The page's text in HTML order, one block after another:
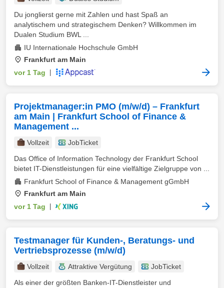
Du jonglierst gerne mit Zahlen und hast Spaß an
analytischem und strategischem Denken? Willkommen im
Dualen Studium BWL ...
IU Internationale Hochschule GmbH
Frankfurt am Main
vor 1 Tag
Projektmanager:in PMO (m/w/d) – Frankfurt
am Main | Frankfurt School of Finance &
Management ...
Vollzeit
JobTicket
Das Office of Information Technology der Frankfurt School
bietet IT-Dienstleistungen für eine vielfältige Zielgruppe von ...
Frankfurt School of Finance & Management gGmbH
Frankfurt am Main
vor 1 Tag
Testmanager für Kunden-, Beratungs- und
Vertriebsprozesse (m/w/d)
Vollzeit Attraktive Vergütung
JobTicket
Als einer der größten Banken-IT-Dienstleister und